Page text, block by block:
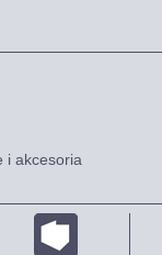
i akcesoria